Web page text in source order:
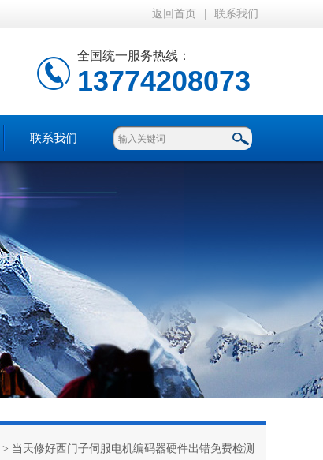
返回首页 联系我们
全国统一服务热线：
13774208073
联系我们
> 当天修好西门子伺服电机编码器硬件出错免费检测